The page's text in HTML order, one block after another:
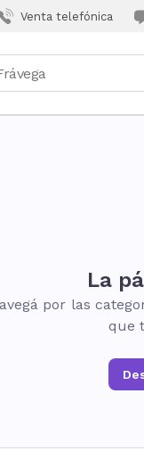
Venta telefónica
La
por las
que